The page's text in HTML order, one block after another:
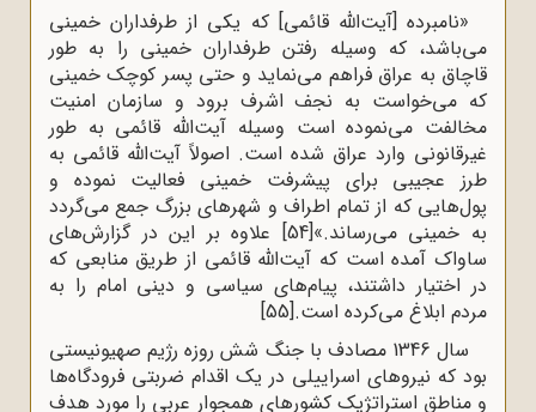
«نامبرده [آیت‌الله قائمی] که یکی از طرفداران خمینی
می‌باشد، که وسیله رفتن طرفداران خمینی را به طور
قاچاق به عراق فراهم می‌نماید و حتی پسر کوچک خمینی
که می‌خواست به نجف اشرف برود و سازمان امنیت
مخالفت می‌نموده است وسیله آیت‌الله قائمی به طور
غیرقانونی وارد عراق شده است. اصولاً آیت‌الله قائمی به
طرز عجیبی برای پیشرفت خمینی فعالیت نموده و
پول‌هایی که از تمام اطراف و شهرهای بزرگ جمع می‌گردد
به خمینی می‌رساند.»[54]
علاوه بر این در گزارش‌های
ساواک آمده است که آیت‌الله قائمی از طریق منابعی که
در اختیار داشتند، پیام‌های سیاسی و دینی امام را به
مردم ابلاغ می‌کرده است.[55]
سال 1346 مصادف با جنگ شش روزه رژیم صهیونیستی
بود که نیروهای اسراییلی در یک اقدام ضربتی فرودگاه‌ها
و مناطق استراتژیک کشورهای همجوار عربی را مورد هدف